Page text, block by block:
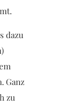
dazu
Ganz
zu